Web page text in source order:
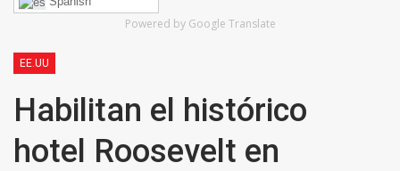
Powered by Google Translate
EE.UU
Habilitan el histórico
hotel Roosevelt en